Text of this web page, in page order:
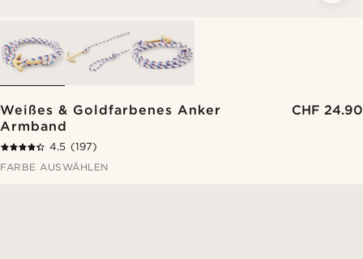
Weißes & Goldfarbenes Anker
Armband
CHF 24.90
4.5 (197)
FARBE AUSWÄHLEN